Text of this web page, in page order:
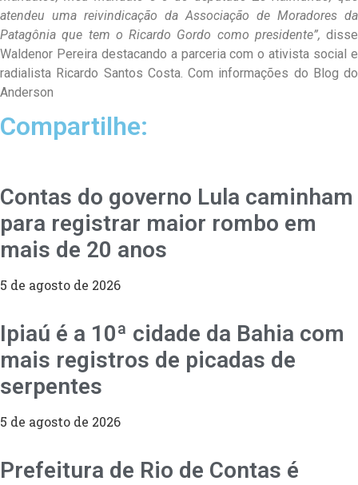
atendeu uma reivindicação da Associação de Moradores da
Patagônia que tem o Ricardo Gordo como presidente”, disse
Waldenor Pereira destacando a parceria com o ativista social e
radialista Ricardo Santos Costa. Com informações do Blog do
Anderson
Compartilhe:
Contas do governo Lula caminham
para registrar maior rombo em
mais de 20 anos
5 de agosto de 2026
Ipiaú é a 10ª cidade da Bahia com
mais registros de picadas de
serpentes
5 de agosto de 2026
Prefeitura de Rio de Contas é